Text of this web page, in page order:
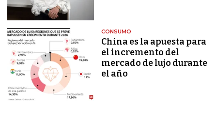
CONSUMO
China es la apuesta para
el incremento del
mercado de lujo durante
el año